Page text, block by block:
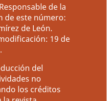
de la
de este número:
de León.
19 de
del
no
los créditos